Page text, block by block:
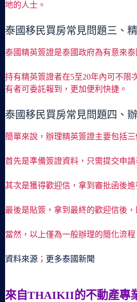
地的人士。
泰國移民買房常見問題三、
泰國精英簽證是泰國政府為有意來
持有精英簽證者在5至20年內可不限
有者可委託報到，更加便利快捷。
泰國移民買房常見問題四、
簡單來說，辦理精英簽證主要包括三
首先是準備簽證資料，只需提交申
其次是獲得歡迎信，拿到審批函後
最後是貼簽，拿到最終的歡迎信後
當然，以上僅為一般辦理的簡化流
資料來源 ； 更多泰國新聞
來自THAIKII的不動產專